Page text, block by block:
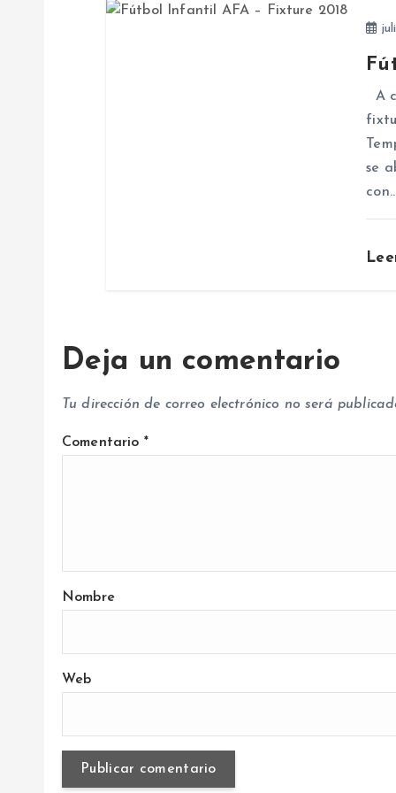
a
A
se
Deja un comentario
Tu dirección de correo electrónico no será
Comentario *
Nombre
Web